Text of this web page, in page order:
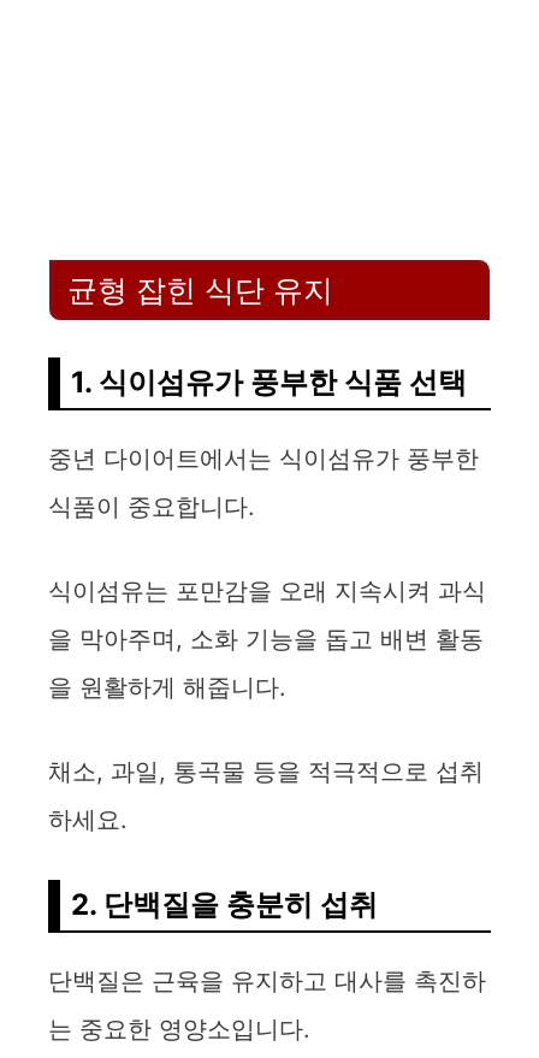
균형 잡힌 식단 유지
1. 식이섬유가 풍부한 식품 선택
중년 다이어트에서는 식이섬유가 풍부한
식품이 중요합니다.
식이섬유는 포만감을 오래 지속시켜 과식
을 막아주며, 소화 기능을 돕고 배변 활동
을 원활하게 해줍니다.
채소, 과일, 통곡물 등을 적극적으로 섭취
하세요.
2. 단백질을 충분히 섭취
단백질은 근육을 유지하고 대사를 촉진하
는 중요한 영양소입니다.